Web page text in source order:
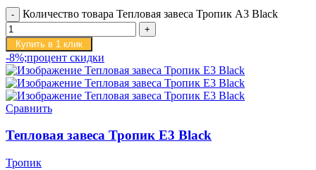
Количество товара Тепловая завеса Тропик А3 Black
Купить в 1 клик
-8%;процент скидки
Сравнить
Тепловая завеса Тропик E3 Black
Тропик